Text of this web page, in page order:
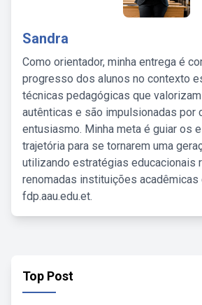
Sandra
Como orientador, minha entrega é
progresso dos alunos no contexto
técnicas pedagógicas que
autênticas e são impulsionadas por
entusiasmo. Minha meta é guiar os
trajetória para se tornarem uma
utilizando estratégias educacionais
renomadas instituições acadêmicas
fdp.aau.edu.et.
Top Post